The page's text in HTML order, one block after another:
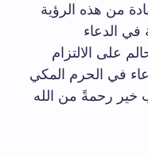
من هذه الرؤية
في الدعاء
على الالتزام
في الحرم المكي
خير رحمةً من الله